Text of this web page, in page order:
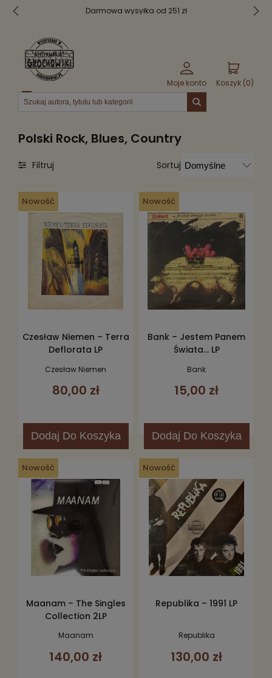
Bezpieczne pakowanie
Moje konto Koszyk (0)
Menu
Polski Rock, Blues, Country
Sortuj
Filtruj
Czesław Niemen – Terra
Deflorata LP
Czesław Niemen
80,00 zł
Dodaj Do Koszyka
Nowość
Bank – Jestem Panem
Świata... LP
Bank
15,00 zł
Dodaj Do Koszyka
Nowość
Maanam – The Singles
Collection 2LP
Maanam
140,00 zł
Nowość
Republika – 1991 LP
Republika
130,00 zł
Nowość